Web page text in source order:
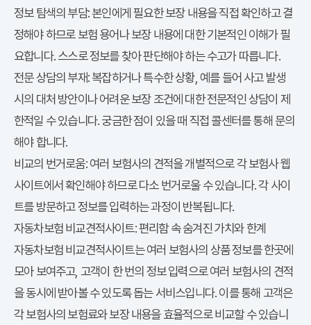
정보 탐색의 부담:본인에게 필요한 보장 내용을 직접 확인하고 결
정해야 하므로 보험 용어나 보장 내용에 대한 기본적인 이해가 필
요합니다. 스스로 정보를 찾아 판단해야 하는 수고가 따릅니다.
전문 상담의 부재:복잡하거나 특수한 상황, 예를 들어 사고 발생
시의 대처 방안이나 어려운 보장 조건에 대한 전문적인 상담이 제
한적일 수 있습니다. 궁금한 점이 있을 때 직접 콜센터를 통해 문의
해야 합니다.
비교의 번거로움:여러 보험사의 다이렉트
견적을 개별적으로 각 보험사 웹
사이트에서 확인해야 하므로 다소 번거로울 수 있습니다. 각 사이
트를 방문하고 정보를 입력하는 과정이 반복됩니다.
자동차보험 비교견적사이트: 편리함 속 숨겨진 가치와 한계
자동차보험 비교견적사이트는 여러 보험사의 상품 정보를 한곳에
모아 보여주고, 고객이 한 번의 정보 입력으로 여러 보험사의 견적
을 동시에 받아볼 수 있도록 돕는 서비스입니다. 이를 통해 고객은
각 보험사의 보험료와 보장 내용을 효율적으로 비교할 수 있습니